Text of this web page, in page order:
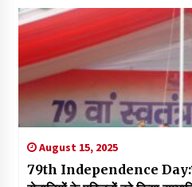
August 15, 2025
79th Independence